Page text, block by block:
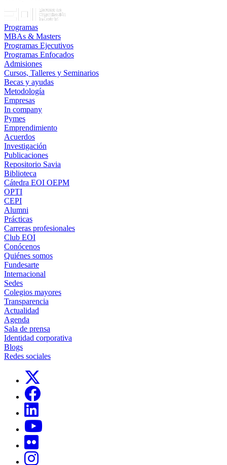
Programas
MBAs & Masters
Programas Ejecutivos
Programas Enfocados
Admisiones
Cursos, Talleres y Seminarios
Becas y ayudas
Metodología
Empresas
In company
Pymes
Emprendimiento
Acuerdos
Investigación
Publicaciones
Repositorio Savia
Biblioteca
Cátedra EOI OEPM
OPTI
CEPI
Alumni
Prácticas
Carreras profesionales
Club EOI
Conócenos
Quiénes somos
Fundesarte
Internacional
Sedes
Colegios mayores
Transparencia
Actualidad
Agenda
Sala de prensa
Identidad corporativa
Blogs
Redes sociales
Links, Opens in this window
Links, Opens in this window
Links, Opens in this window
Links, Opens in this window